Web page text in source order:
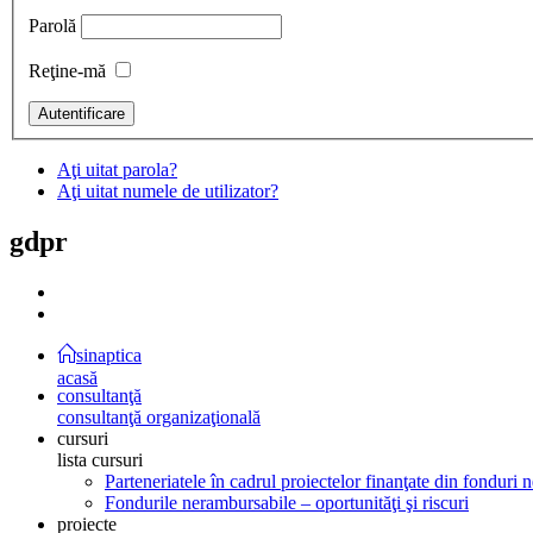
Parolă
Reţine-mă
Aţi uitat parola?
Aţi uitat numele de utilizator?
gdpr
sinaptica
acasă
consultanţă
consultanţă organizaţională
cursuri
lista cursuri
Parteneriatele în cadrul proiectelor finanţate din fonduri
Fondurile nerambursabile – oportunităţi şi riscuri
proiecte